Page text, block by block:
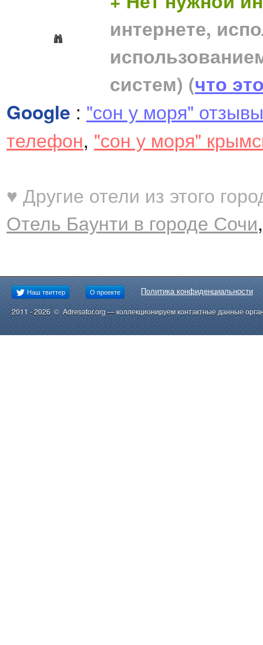
интернете,
систем) (что
Google : "сон у моря" отзывы
телефон, "сон у моря"
♥ Другие отели из этого
Отель Баунти в городе Сочи
Наш твиттер О проекте Политика конфиденциальности
2011 - 2026 © Adresator.org — коллекционируем контактные данные